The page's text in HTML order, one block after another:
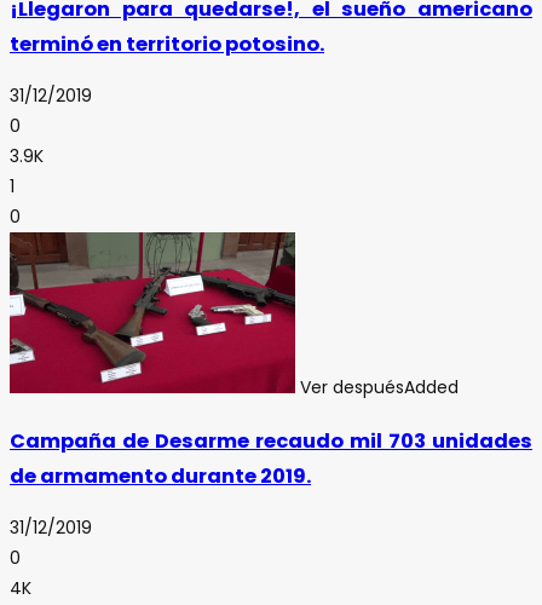
¡Llegaron para quedarse!, el sueño americano
terminó en territorio potosino.
31/12/2019
0
3.9K
1
0
Ver despuésAdded
Campaña de Desarme recaudo mil 703 unidades
de armamento durante 2019.
31/12/2019
0
4K